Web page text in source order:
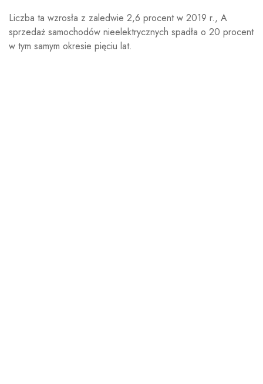
Liczba ta wzrosła z zaledwie 2,6 procent w 2019 r., A
sprzedaż samochodów nieelektrycznych spadła o 20 procent
w tym samym okresie pięciu lat.